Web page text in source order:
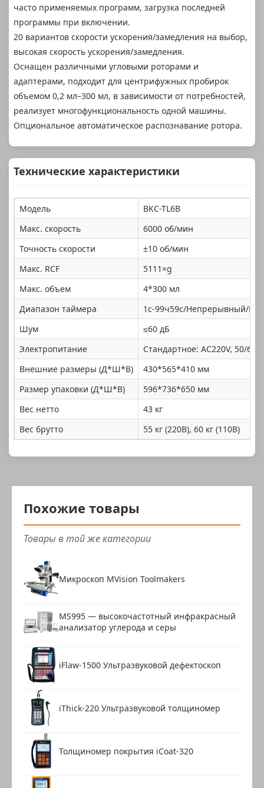
часто применяемых программ, загрузка последней
программы при включении.
20 вариантов скорости ускорения/замедления на выбор,
высокая скорость ускорения/замедления.
Оснащен различными угловыми роторами и
адаптерами, подходит для центрифужных пробирок
объемом 0,2 мл–300 мл, в зависимости от потребностей,
реализует многофункциональность одной машины.
Опциональное автоматическое распознавание ротора.
Технические характеристики
Модель
BKC-TL6B
Макс. скорость
6000 об/мин
Точность скорости
±10 об/мин
Макс. RCF
5111×g
Макс. объем
4*300 мл
Диапазон таймера
1с-99ч59с/Непрерывный/
Шум
≤60 дБ
Электропитание
Стандартное: AC220V, 50/
Внешние размеры (Д*Ш*В)
430*565*410 мм
Размер упаковки (Д*Ш*В)
596*736*650 мм
Вес нетто
43 кг
Вес брутто
55 кг (220В), 60 кг (110В)
Похожие товары
Товары в той же категории
Микроскоп MVision Toolmakers
MS995 — высокочастотный инфракрасный
анализатор углерода и серы
iFlaw-1500 Ультразвуковой дефектоскоп
iThick-220 Ультразвуковой толщиномер
Толщиномер покрытия iCoat-320